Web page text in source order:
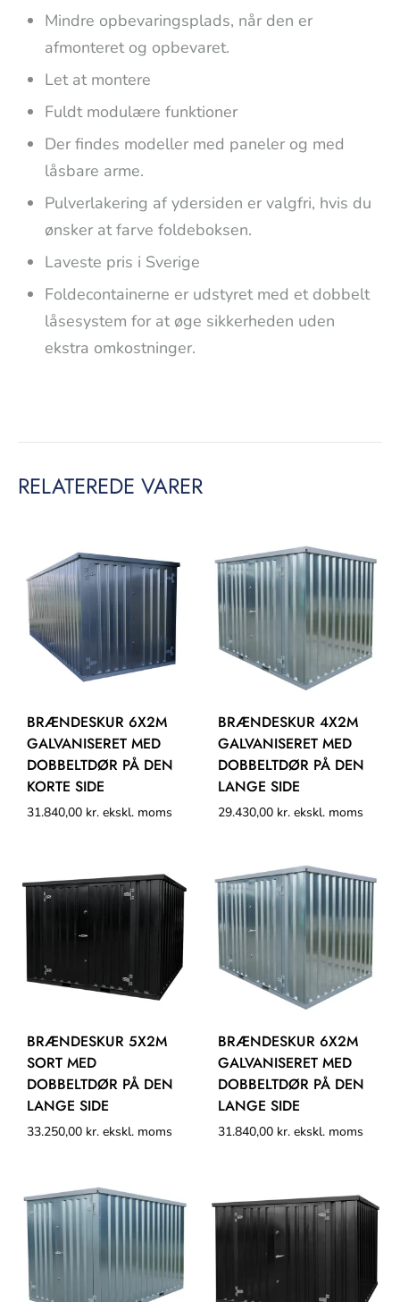
Mindre opbevaringsplads, når den er
afmonteret og opbevaret.
Let at montere
Fuldt modulære funktioner
Der findes modeller med paneler og med
låsbare arme.
Pulverlakering af ydersiden er valgfri, hvis du
ønsker at farve foldeboksen.
Laveste pris i Sverige
Foldecontainerne er udstyret med et dobbelt
låsesystem for at øge sikkerheden uden
ekstra omkostninger.
RELATEREDE VARER
BRÆNDESKUR 6X2M
GALVANISERET MED
DOBBELTDØR PÅ DEN
KORTE SIDE
31.840,00 kr. ekskl. moms
BRÆNDESKUR 4X2M
GALVANISERET MED
DOBBELTDØR PÅ DEN
LANGE SIDE
29.430,00 kr. ekskl. moms
BRÆNDESKUR 5X2M
SORT MED
DOBBELTDØR PÅ DEN
LANGE SIDE
33.250,00 kr. ekskl. moms
BRÆNDESKUR 6X2M
GALVANISERET MED
DOBBELTDØR PÅ DEN
LANGE SIDE
31.840,00 kr. ekskl. moms